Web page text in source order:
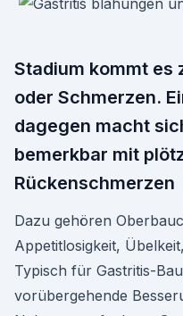
Stadium kommt es
oder Schmerzen.
dagegen macht
bemerkbar mit
Rückenschmerzen
Dazu gehören
Appetitlosigkeit,
Typisch für Gastritis-
vorübergehende